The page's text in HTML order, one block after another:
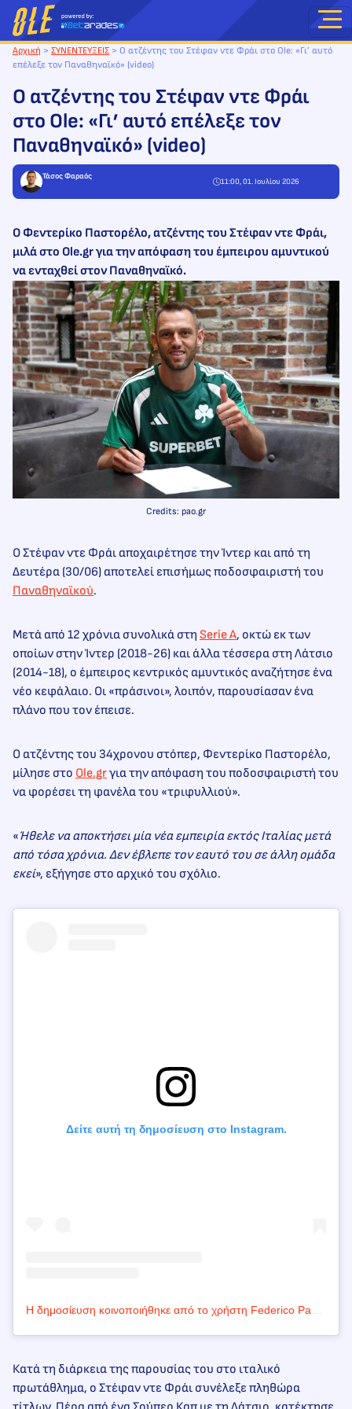
Μετάβαση
στο
περιεχόμενο
Αρχική > ΣΥΝΕΝΤΕΥΞΕΙΣ > Ο ατζέντης του Στέφαν ντε Φράι στο Ole: «Γι’ αυτό
επέλεξε τον Παναθηναϊκό» (video)
Ο ατζέντης του Στέφαν ντε Φράι
στο Ole: «Γι’ αυτό επέλεξε τον
Παναθηναϊκό» (video)
Τάσος Φαραός
11:00, 01. Ιουλίου 2026
Ο Φεντερίκο Παστορέλο, ατζέντης του Στέφαν ντε Φράι,
μιλά στο Ole.gr για την απόφαση του έμπειρου αμυντικού
να ενταχθεί στον Παναθηναϊκό.
Credits: pao.gr
Ο Στέφαν ντε Φράι αποχαιρέτησε την Ίντερ και από τη
Δευτέρα (30/06) αποτελεί επισήμως ποδοσφαιριστή του
Παναθηναϊκού.
Μετά από 12 χρόνια συνολικά στη Serie A, οκτώ εκ των
οποίων στην Ίντερ (2018-26) και άλλα τέσσερα στη Λάτσιο
(2014-18), ο έμπειρος κεντρικός αμυντικός αναζήτησε ένα
νέο κεφάλαιο. Οι «πράσινοι», λοιπόν, παρουσίασαν ένα
πλάνο που τον έπεισε.
Ο ατζέντης του 34χρονου στόπερ, Φεντερίκο Παστορέλο,
μίλησε στο Ole.grγια την απόφαση του ποδοσφαιριστή του
να φορέσει τη φανέλα του «τριφυλλιού».
«Ήθελε να αποκτήσει μία νέα εμπειρία εκτός Ιταλίας μετά
από τόσα χρόνια. Δεν έβλεπε τον εαυτό του σε άλλη ομάδα
εκεί», εξήγησε στο αρχικό του σχόλιο.
Δείτε αυτή τη δημοσίευση στο Instagram.
Η δημοσίευση κοινοποιήθηκε από το χρήστη Federico Pastorello (@fedepastorello)
Κατά τη διάρκεια της παρουσίας του στο ιταλικό
πρωτάθλημα, ο Στέφαν ντε Φράι συνέλεξε πληθώρα